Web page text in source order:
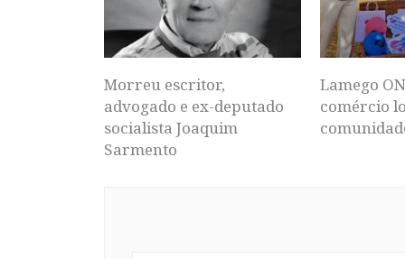
Morreu escritor,
advogado e ex-deputado
socialista Joaquim
Sarmento
Lamego
comércio